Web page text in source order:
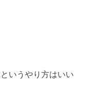
いうやり方はいい